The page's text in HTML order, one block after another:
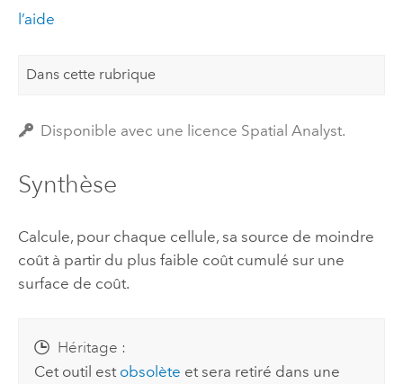
l’aide
Dans cette rubrique
Disponible avec une licence Spatial Analyst.
Synthèse
Calcule, pour chaque cellule, sa source de moindre
coût à partir du plus faible coût cumulé sur une
surface de coût.
Héritage :
Cet outil est obsolète et sera retiré dans une